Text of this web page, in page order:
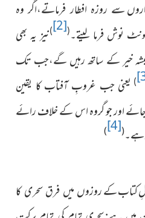
سے روزہ افطار فرماتے،اگر وہ
نوش فرما لیتے۔(
[2]
)نیز یہ بھی
خیر کے ساتھ رہیں گے،جب تک
) یعنی جب غروبِ آفتاب کا یقین
اور جو گروہ اس کے خلاف رائے
ہے۔(
[4]
)
کتاب کےروزوں میں فرق سحری کا